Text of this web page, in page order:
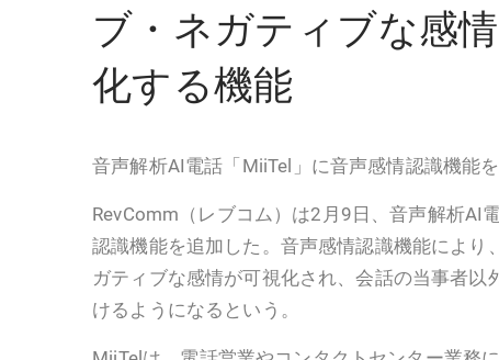
ブ・ネガティブな感
化する機能
音声解析AI電話「MiiTel」に音声感情認識機能
RevComm（レブコム）は2月9日、音声解析AI
認識機能を追加した。音声感情認識機能により
ガティブな感情が可視化され、会話の当事者以
けるようになるという。